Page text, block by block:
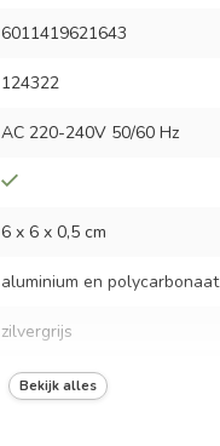
6011419621643
124322
AC 220-240V 50/60 Hz
6 x 6 x 0,5 cm
aluminium en polycarbonaat
zilvergrijs
3000K
Bekijk alles